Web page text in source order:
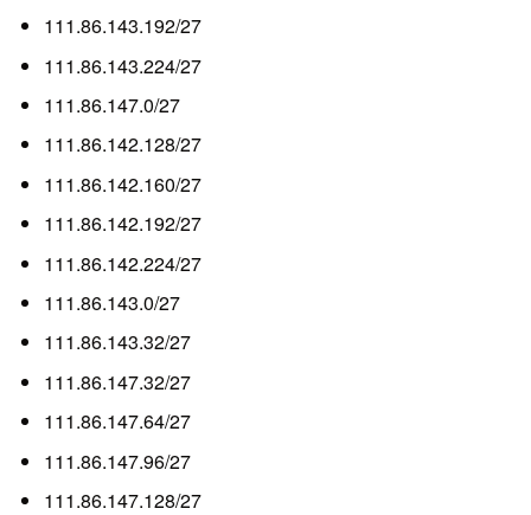
111.86.143.192/27
111.86.143.224/27
111.86.147.0/27
111.86.142.128/27
111.86.142.160/27
111.86.142.192/27
111.86.142.224/27
111.86.143.0/27
111.86.143.32/27
111.86.147.32/27
111.86.147.64/27
111.86.147.96/27
111.86.147.128/27